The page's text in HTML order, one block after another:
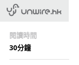
閱讀時間
30分鐘